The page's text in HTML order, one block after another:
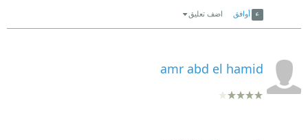
أوافق اضف تعليق
amr abd el hamid